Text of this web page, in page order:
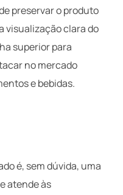
preservar o produto
visualização clara do
superior para
no mercado
e bebidas.
é, sem dúvida, uma
atende às